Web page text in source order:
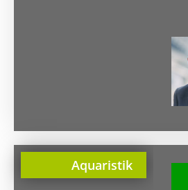
Aquaristik